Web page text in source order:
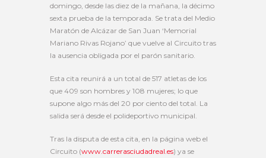
domingo, desde las diez de la mañana, la décimo
sexta prueba de la temporada. Se trata del Medio
Maratón de Alcázar de San Juan ‘Memorial
Mariano Rivas Rojano’ que vuelve al Circuito tras
la ausencia obligada por el parón sanitario.
Esta cita reunirá a un total de 517 atletas de los
que 409 son hombres y 108 mujeres; lo que
supone algo más del 20 por ciento del total. La
salida será desde el polideportivo municipal.
Tras la disputa de esta cita, en la página web el
Circuito (www.carrerasciudadreal.es) ya se